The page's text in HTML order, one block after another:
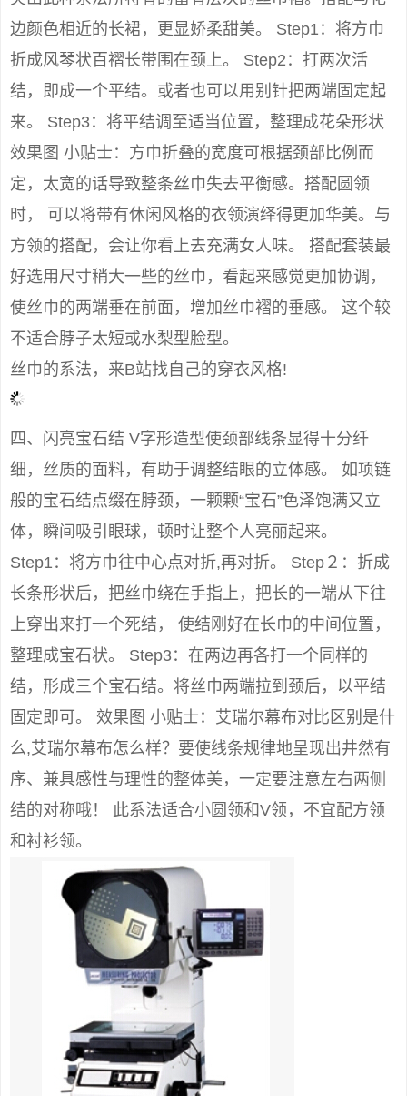
边颜色相近的长裙，更显娇柔甜美。 Step1：将方巾
折成风琴状百褶长带围在颈上。 Step2：打两次活
结，即成一个平结。或者也可以用别针把两端固定起
来。 Step3：将平结调至适当位置，整理成花朵形状
效果图 小贴士：方巾折叠的宽度可根据颈部比例而
定，太宽的话导致整条丝巾失去平衡感。搭配圆领
时， 可以将带有休闲风格的衣领演绎得更加华美。与
方领的搭配，会让你看上去充满女人味。 搭配套装最
好选用尺寸稍大一些的丝巾，看起来感觉更加协调，
使丝巾的两端垂在前面，增加丝巾褶的垂感。 这个较
不适合脖子太短或水梨型脸型。
丝巾的系法，来B站找自己的穿衣风格!
四、闪亮宝石结 V字形造型使颈部线条显得十分纤
细，丝质的面料，有助于调整结眼的立体感。 如项链
般的宝石结点缀在脖颈，一颗颗“宝石”色泽饱满又立
体，瞬间吸引眼球，顿时让整个人亮丽起来。
Step1：将方巾往中心点对折,再对折。 Step２：折成
长条形状后，把丝巾绕在手指上，把长的一端从下往
上穿出来打一个死结， 使结刚好在长巾的中间位置，
整理成宝石状。 Step3：在两边再各打一个同样的
结，形成三个宝石结。将丝巾两端拉到颈后，以平结
固定即可。 效果图 小贴士：艾瑞尔幕布对比区别是什
么,艾瑞尔幕布怎么样？要使线条规律地呈现出井然有
序、兼具感性与理性的整体美，一定要注意左右两侧
结的对称哦！ 此系法适合小圆领和V领，不宜配方领
和衬衫领。